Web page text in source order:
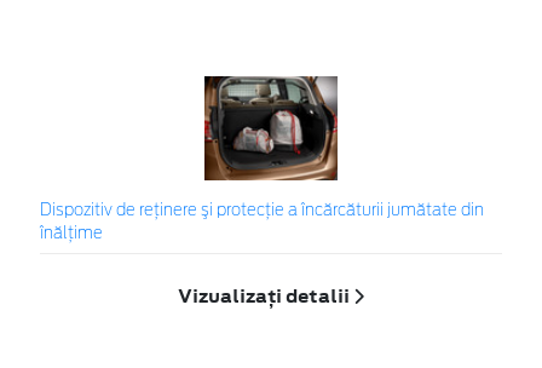
Dispozitiv de reţinere şi protecţie a încărcăturii jumătate din
înălţime
Vizualizați detalii